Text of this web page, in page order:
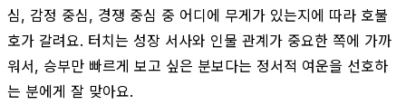
심, 감정 중심, 경쟁 중심 중 어디에 무게가 있는지에 따라 호불
호가 갈려요. 터치는 성장 서사와 인물 관계가 중요한 쪽에 가까
워서, 승부만 빠르게 보고 싶은 분보다는 정서적 여운을 선호하
는 분에게 잘 맞아요.